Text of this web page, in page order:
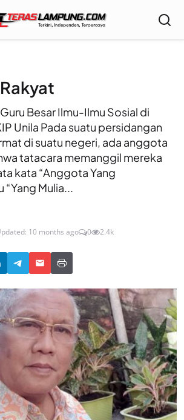
Besar Ilmu-Ilmu Sosial di
Unila Pada suatu persidangan
di suatu negeri, ada anggota
tatacara memanggil mereka
kata “Anggota Yang
“Yang Mulia...
10 months ago 0 2.4k